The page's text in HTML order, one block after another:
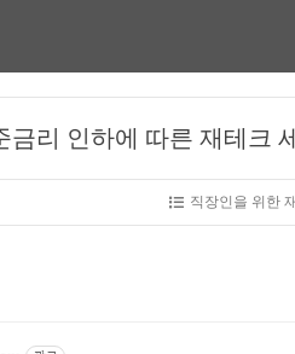
금리 인하에 따른 재테크
직장인을 위한